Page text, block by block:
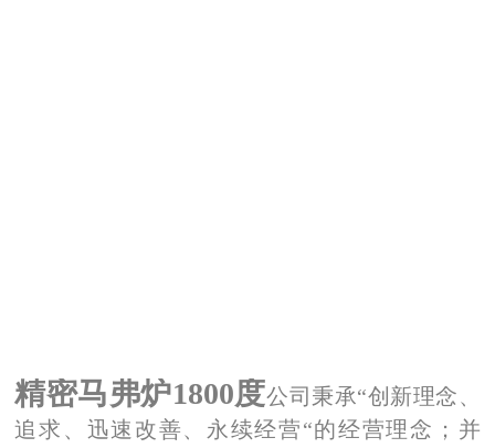
精密马弗炉1800度公司秉承“创新理念、
追求、迅速改善、永续经营“的经营理念；并